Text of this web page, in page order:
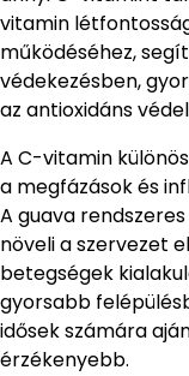
vitamin
működéséhez,
védekezésben,
az antioxidáns
A C-vitamin
a megfázások és
A guava
növeli a szervezet
betegségek
gyorsabb
idősek számára
érzékenyebb.